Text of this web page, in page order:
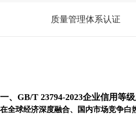
质量管理体系认证
一、 GB/T 23794-2023企业信用等
在全球经济深度融合、国内市场竞争